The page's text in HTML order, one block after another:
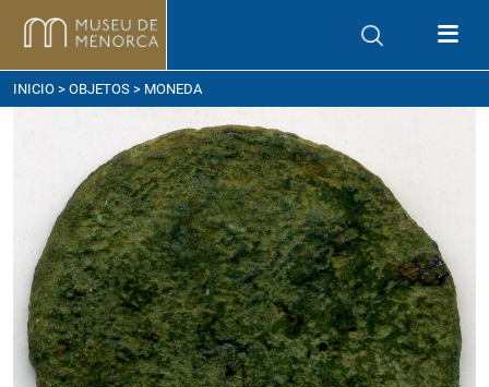
llegar
INICIO > OBJETOS > MONEDA